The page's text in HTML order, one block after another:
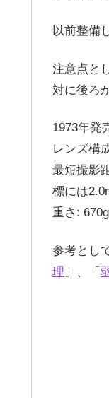
以前整備
注意点と
対に後ろ
1973年発
レンズ構
最短撮影
標には
重さ:
参考とし
理 」、「